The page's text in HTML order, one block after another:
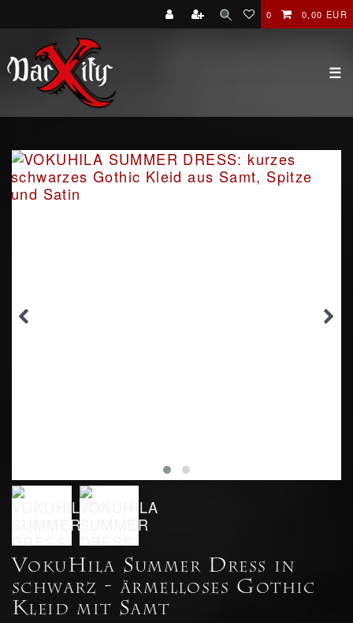
0 0,00 EUR
☰
VokuHila Summer Dress in
schwarz - ärmelloses Gothic
Kleid mit Samt